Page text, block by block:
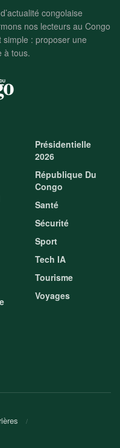
congolaise
nos lecteurs au Congo
: proposer une
à tous.
Présidentielle
2026
République Du
Congo
Santé
Sécurité
Sport
Tech IA
Tourisme
Voyages